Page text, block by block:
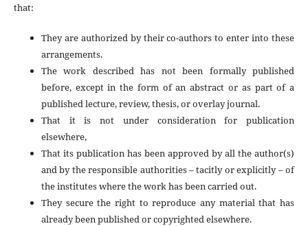
that:
They are authorized by their co-authors to enter into these
arrangements.
The work described has not been formally published
before, except in the form of an abstract or as part of a
published lecture, review, thesis, or overlay journal.
That it is not under consideration for publication
elsewhere,
That its publication has been approved by all the author(s)
and by the responsible authorities – tacitly or explicitly – of
the institutes where the work has been carried out.
They secure the right to reproduce any material that has
already been published or copyrighted elsewhere.